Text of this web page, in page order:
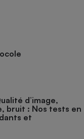
d’image,
bruit : Nos tests en
et